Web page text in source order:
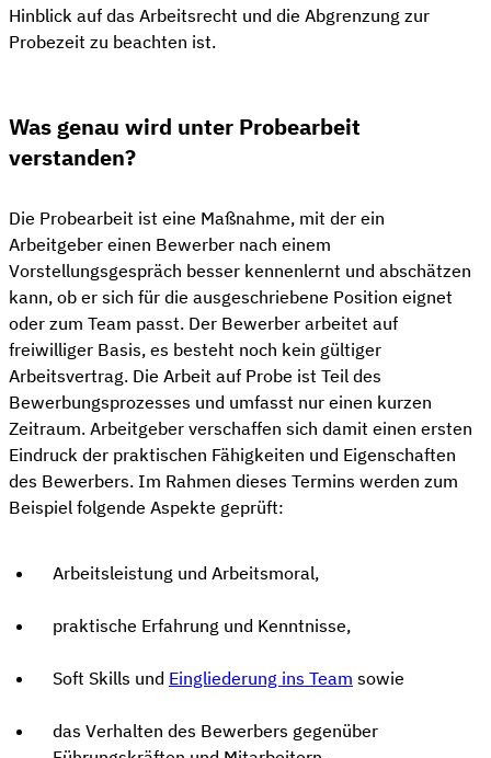
Hinblick auf das Arbeitsrecht und die Abgrenzung zur
Probezeit zu beachten ist.
Was genau wird unter Probearbeit
verstanden?
Die Probearbeit ist eine Maßnahme, mit der ein
Arbeitgeber einen Bewerber nach einem
Vorstellungsgespräch besser kennenlernt und abschätzen
kann, ob er sich für die ausgeschriebene Position eignet
oder zum Team passt. Der Bewerber arbeitet auf
freiwilliger Basis, es besteht noch kein gültiger
Arbeitsvertrag. Die Arbeit auf Probe ist Teil des
Bewerbungsprozesses und umfasst nur einen kurzen
Zeitraum. Arbeitgeber verschaffen sich damit einen ersten
Eindruck der praktischen Fähigkeiten und Eigenschaften
des Bewerbers. Im Rahmen dieses Termins werden zum
Beispiel folgende Aspekte geprüft:
Arbeitsleistung und Arbeitsmoral,
praktische Erfahrung und Kenntnisse,
Soft Skills und Eingliederung ins Team sowie
das Verhalten des Bewerbers gegenüber